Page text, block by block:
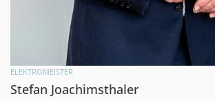
ELEKTROMEISTER
Stefan Joachimsthaler